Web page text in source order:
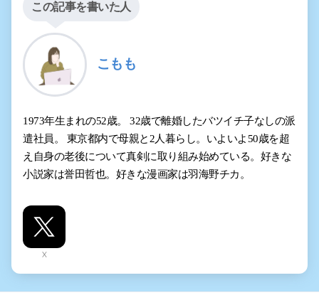
この記事を書いた人
こもも
1973年生まれの52歳。 32歳で離婚したバツイチ子なしの派
遣社員。 東京都内で母親と2人暮らし。いよいよ50歳を超
え自身の老後について真剣に取り組み始めている。好きな
小説家は誉田哲也。好きな漫画家は羽海野チカ。
X